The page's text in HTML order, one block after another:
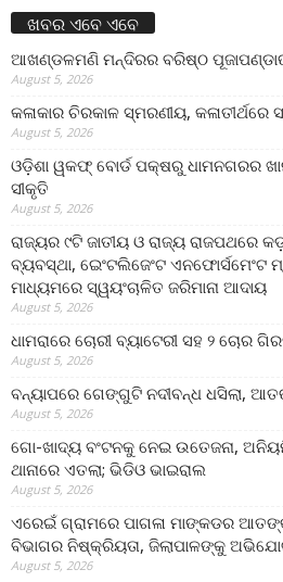
ଖବର ଏବେ ଏବେ
ଆଖଣ୍ଡଳମଣି ମନ୍ଦିରର ବରିଷ୍ଠ
August 5, 2026
କଳାକାର ଚିରକାଳ ସ୍ମରଣୀୟ, କଳାତୀର୍ଥରେ
August 5, 2026
ଓଡ଼ିଶା ୱକଫ୍ ବୋର୍ଡ ପକ୍ଷରୁ ଧାମନଗରର
ସୀକୃତି
August 5, 2026
ରାଜ୍ୟର ୯ଟି ଜାତୀୟ ଓ ରାଜ୍ୟ ରାଜପଥରେ
ବ୍ୟବସ୍ଥା, ଇେଂଟଲିଜେଂଟ ଏନଫୋର୍ସମେଂଟ
ମାଧ୍ୟମରେ ସ୍ୱୟଂଚାଳିତ ଜରିମାନା ଆଦାୟ
August 5, 2026
ଧାମରାରେ ଚୋରୀ ବ୍ୟାଟେରୀ ସହ ୨ ଚୋର
August 5, 2026
ବନ୍ୟାପରେ ଗେଙ୍ଗୁଟି ନଦୀବନ୍ଧ ଧସିଲା,
August 5, 2026
ଗୋ-ଖାଦ୍ୟ ବଂଟନକୁ ନେଇ ଉତେଜନା,
ଥାନାରେ ଏତଲା; ଭିଡିଓ ଭାଇରାଲ
August 5, 2026
ଏରେଇଁ ଗ୍ରାମରେ ପାଗଳା ମାଙ୍କଡର
ବିଭାଗର ନିଷ୍କ୍ରିୟତା, ଜିଲାପାଳଙ୍କୁ
August 5, 2026